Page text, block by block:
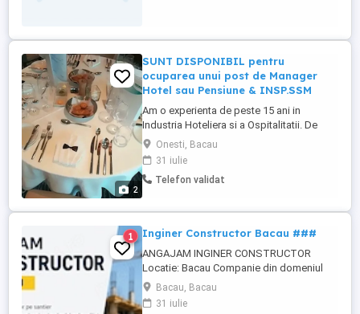
2
SUNT DISPONIBIL pentru
ocuparea unui post de Manager
Hotel sau Pensiune & INSP.SSM
Am o experienta de peste 15 ani in
Industria Hoteliera si a Ospitalitatii. De
asemenea, am o experiență de 4 ani pe
vase de croazieră de 5 stele. Detin Brevet
de turism pentru postul de Director Hotel,
am absolvit Facultatea Economia
licentiat si detin un Master in ...
Onesti, Bacau
31 iulie
Telefon validat
1 Inginer Constructor Bacau ###
ANGAJAM INGINER CONSTRUCTOR
Locatie: Bacau Companie din domeniul
constructiilor angajeaza Inginer
Constructor pentru coordonarea si
urmarirea lucrarilor de executie.
Bacau, Bacau
31 iulie